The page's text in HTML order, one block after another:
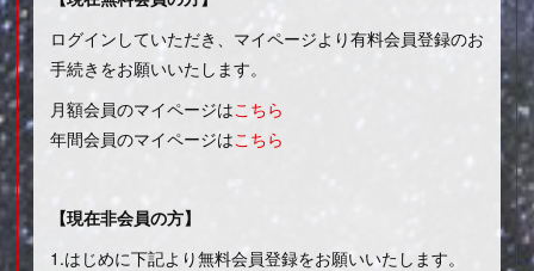
ログインしていただき、マイページより有料会員登録のお
手続きをお願いいたします。
月額会員のマイページはこちら
年間会員のマイページはこちら
【現在非会員の方】
1.はじめに下記より無料会員登録をお願いいたします。